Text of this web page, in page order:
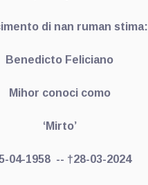
di nan ruman stima:
Benedicto Feliciano
Mihor conoci como
‘Mirto’
04-1958 -- †28-03-2024